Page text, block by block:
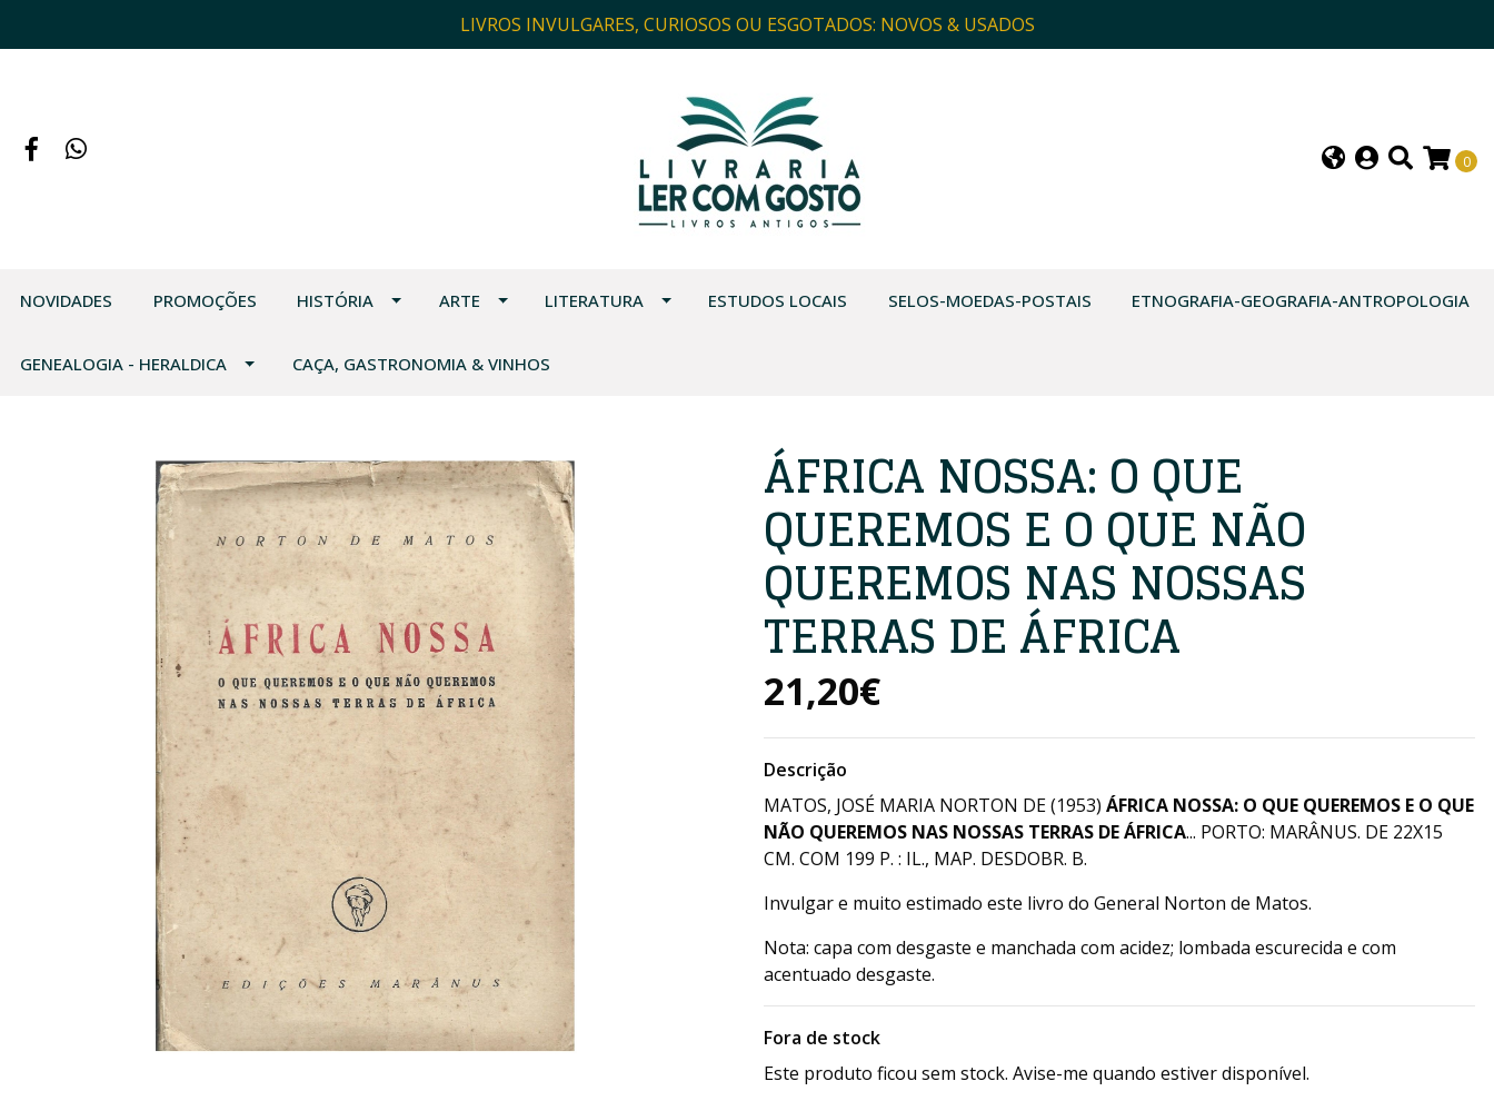
LIVROS INVULGARES, CURIOSOS OU ESGOTADOS: NOVOS & USADOS
0
NOVIDADES PROMOÇÕES HISTÓRIA ARTE LITERATURA ESTUDOS LOCAIS SELOS-MOEDAS-POSTAIS ETNOGRAFIA-GEOGRAFIA-ANTROPOLOGIA
GENEALOGIA - HERALDICA CAÇA, GASTRONOMIA & VINHOS
ÁFRICA NOSSA: O QUE
QUEREMOS E O QUE NÃO
QUEREMOS NAS NOSSAS
TERRAS DE ÁFRICA
21,20€
Descrição
MATOS, JOSÉ MARIA NORTON DE (1953) ÁFRICA NOSSA: O QUE QUEREMOS E O QUE
NÃO QUEREMOS NAS NOSSAS TERRAS DE ÁFRICA... PORTO: MARÂNUS. DE 22X15
CM. COM 199 P. : IL., MAP. DESDOBR. B.
Invulgar e muito estimado este livro do General Norton de Matos.
Nota: capa com desgaste e manchada com acidez; lombada escurecida e com
acentuado desgaste.
Fora de stock
Este produto ficou sem stock. Avise-me quando estiver disponível.